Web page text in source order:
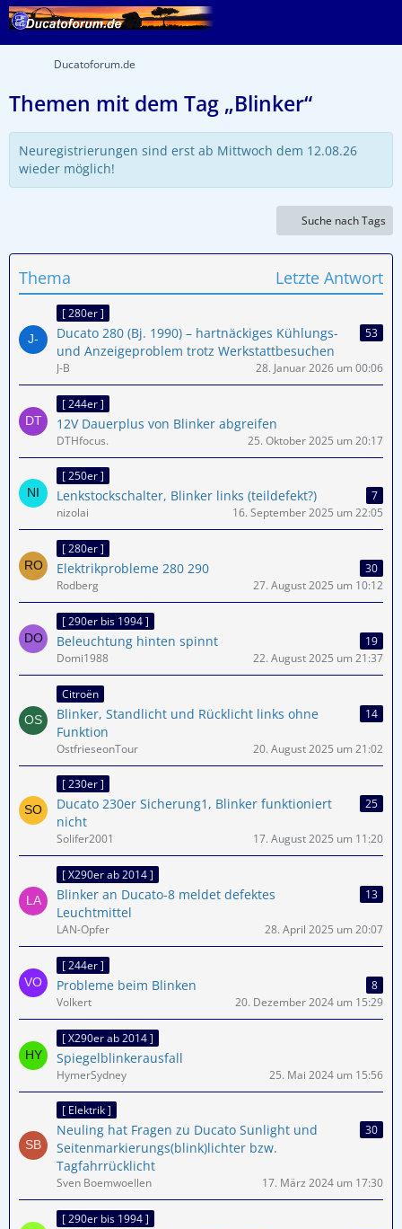
Ducatoforum.de
Themen mit dem Tag „Blinker“
Neuregistrierungen sind erst ab Mittwoch dem 12.08.26
wieder möglich!
Suche nach Tags
Thema Letzte Antwort
[ 280er ]
Ducato 280 (Bj. 1990) – hartnäckiges Kühlungs-
und Anzeigeproblem trotz Werkstattbesuchen
53
J-B 28. Januar 2026 um 00:06
[ 244er ]
12V Dauerplus von Blinker abgreifen
DTHfocus. 25. Oktober 2025 um 20:17
[ 250er ]
Lenkstockschalter, Blinker links (teildefekt?)
7
nizolai
16. September 2025 um 22:05
[ 280er ]
Elektrikprobleme 280 290
30
Rodberg
27. August 2025 um 10:12
[ 290er bis 1994 ]
Beleuchtung hinten spinnt
19
Domi1988
22. August 2025 um 21:37
Citroën
Blinker, Standlicht und Rücklicht links ohne
Funktion
14
OstfrieseonTour 20. August 2025 um 21:02
[ 230er ]
Ducato 230er Sicherung1, Blinker funktioniert
nicht
25
Solifer2001 17. August 2025 um 11:20
[ X290er ab 2014 ]
Blinker an Ducato-8 meldet defektes
Leuchtmittel
13
LAN-Opfer 28. April 2025 um 20:07
[ 244er ]
Probleme beim Blinken
8
Volkert
20. Dezember 2024 um 15:29
[ X290er ab 2014 ]
Spiegelblinkerausfall
HymerSydney 25. Mai 2024 um 15:56
[ Elektrik ]
Neuling hat Fragen zu Ducato Sunlight und
Seitenmarkierungs(blink)lichter bzw.
Tagfahrrücklicht
30
Sven Boemwoellen 17. März 2024 um 17:30
[ 290er bis 1994 ]